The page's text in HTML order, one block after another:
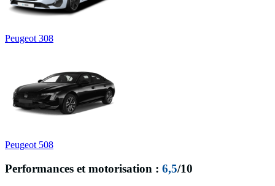
Peugeot 308
Peugeot 508
Performances et motorisation : 6,5/10